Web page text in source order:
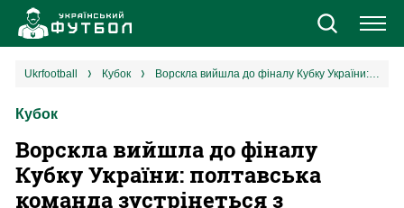
Новини
Єврокубки
ukrfootball кубок Ворскла вийшла до фіналу Кубку України: полтавська команда зустрінеться з Шахтарем вперше з 2009 року
Кубок
Ворскла вийшла до фіналу
Кубку України: полтавська
команда зустрінеться з